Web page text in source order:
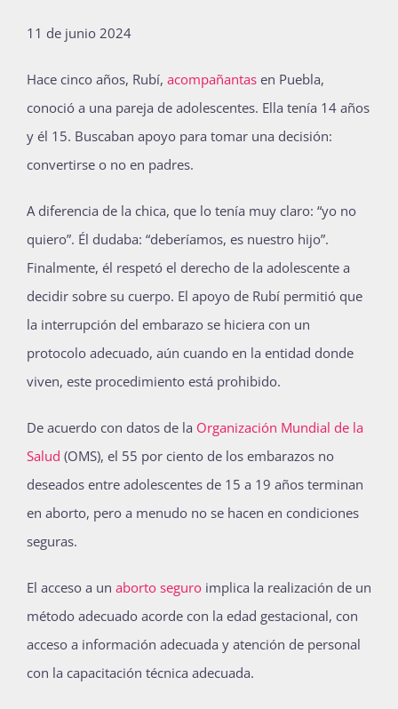
Publicaciones
Bienvenida generación 2027-1
11 de junio 2024
Hace cinco años, Rubí, acompañantas en Puebla,
conoció a una pareja de adolescentes. Ella tenía 14 años
y él 15. Buscaban apoyo para tomar una decisión:
convertirse o no en padres.
A diferencia de la chica, que lo tenía muy claro: “yo no
quiero”. Él dudaba: “deberíamos, es nuestro hijo”.
Finalmente, él respetó el derecho de la adolescente a
decidir sobre su cuerpo. El apoyo de Rubí permitió que
la interrupción del embarazo se hiciera con un
protocolo adecuado, aún cuando en la entidad donde
viven, este procedimiento está prohibido.
De acuerdo con datos de la Organización Mundial de la
Salud (OMS), el 55 por ciento de los embarazos no
deseados entre adolescentes de 15 a 19 años terminan
en aborto, pero a menudo no se hacen en condiciones
seguras.
El acceso a un aborto seguro implica la realización de un
método adecuado acorde con la edad gestacional, con
acceso a información adecuada y atención de personal
con la capacitación técnica adecuada.